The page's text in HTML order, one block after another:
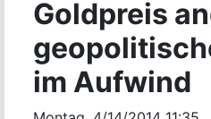
Goldpreis
im Aufwind